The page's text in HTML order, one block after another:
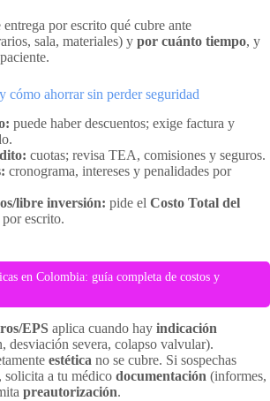
por escrito qué cubre ante
sala, materiales) y por cuánto tiempo, y
cómo ahorrar sin perder seguridad
puede haber descuentos; exige factura y
cuotas; revisa TEA, comisiones y seguros.
cronograma, intereses y penalidades por
libre inversión: pide el Costo Total del
por escrito.
en Colombia: guía completa de costos y
EPS aplica cuando hay indicación
desviación severa, colapso valvular).
estética no se cubre. Si sospechas
solicita a tu médico documentación (informes,
preautorización.